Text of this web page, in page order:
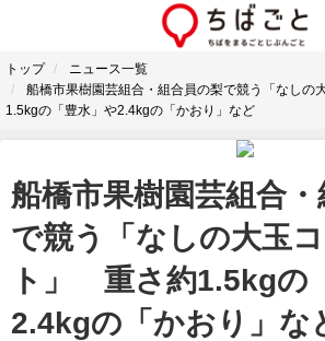
トップ
ニュース一覧
船橋市果樹園芸組合・組合員の梨で競う「なしの
1.5kgの「豊水」や2.4kgの「かおり」など
船橋市果樹園芸組合
で競う「なしの大玉
ト」 重さ約1.5kgの
2.4kgの「かおり」な